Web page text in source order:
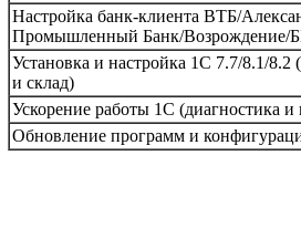
Настройка банк-клиента ВТБ/
Промышленный Банк/Возрождение/
Установка и настройка 1С 7.7/8.1/8.2
и склад)
Ускорение работы 1С (диагностика и
Обновление программ и